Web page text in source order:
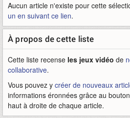
Aucun article n'existe pour cette
un en suivant ce lien.
À propos de cette liste
Cette liste recense les jeux vidéo de
collaborative.
Vous pouvez y créer de nouveaux
informations éronnées grâce au
haut à droite de chaque article.